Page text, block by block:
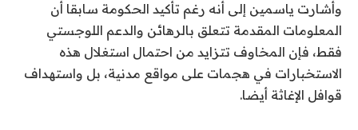
وأشارت ياسمين إلى أنه رغم تأكيد الحكومة سابقا أن
المعلومات المقدمة تتعلق بالرهائن والدعم اللوجستي
فقط، فإن المخاوف تتزايد من احتمال استغلال هذه
الاستخبارات في هجمات على مواقع مدنية، بل واستهداف
قوافل الإغاثة أيضا.